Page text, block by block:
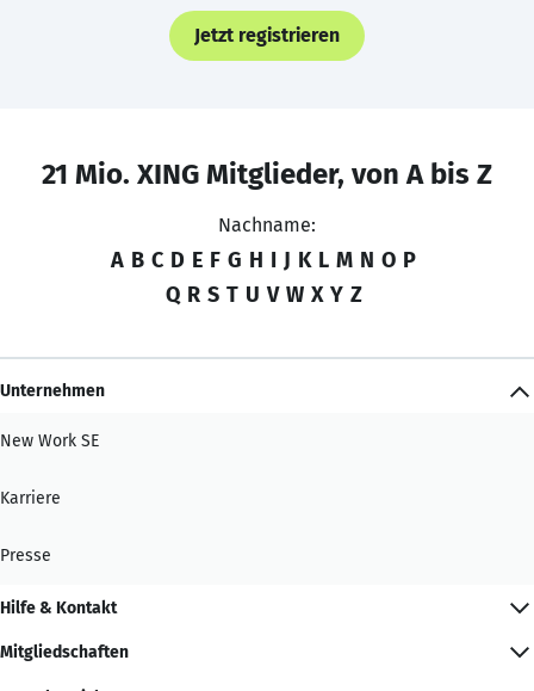
Jetzt registrieren
21 Mio. XING Mitglieder, von A bis Z
Nachname:
A B C D E F G H I J K L M N O P
Q R S T U V W X Y Z
Unternehmen
New Work SE
Karriere
Presse
Hilfe & Kontakt
Mitgliedschaften